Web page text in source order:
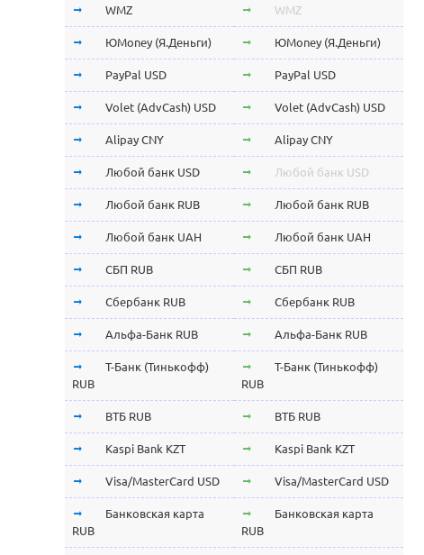
WMZ WMZ
ЮMoney (Я.Деньги) ЮMoney (Я.Деньги)
PayPal USD PayPal USD
Volet (AdvCash) USD Volet (AdvCash) USD
Alipay CNY Alipay CNY
Любой банк USD Любой банк USD
Любой банк RUB Любой банк RUB
Любой банк UAH Любой банк UAH
СБП RUB СБП RUB
Сбербанк RUB Сбербанк RUB
Альфа-Банк RUB Альфа-Банк RUB
Т-Банк (Тинькофф)
RUB
Т-Банк (Тинькофф)
RUB
ВТБ RUB ВТБ RUB
Kaspi Bank KZT Kaspi Bank KZT
Visa/MasterCard USD Visa/MasterCard USD
Банковская карта
RUB
Банковская карта
RUB